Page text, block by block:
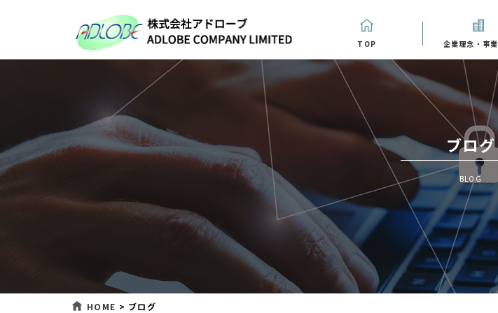
TOP 企業理念・事
ブログ
BLOG
HOME > ブログ